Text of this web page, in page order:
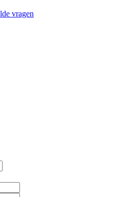
vragen